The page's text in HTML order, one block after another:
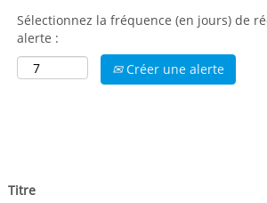
Durable. Il s’agit
d’une intégration
volontaire par les
entreprises de
Sélectionnez la fréquence (en jours) de
alerte :
Créer une alerte
Titre